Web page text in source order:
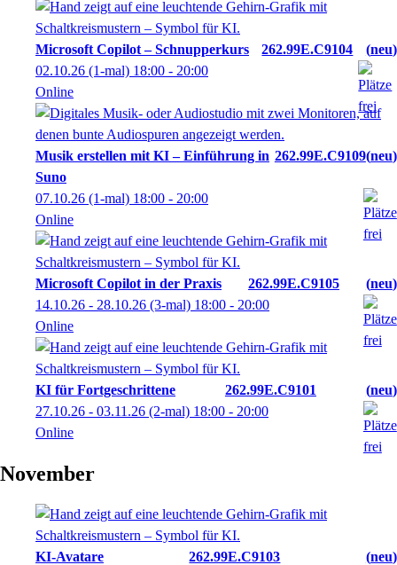
Microsoft Copilot – Schnupperkurs 262.99E.C9104
neu
02.10.26 (1-mal) 18:00 - 20:00
Online
Musik erstellen mit KI – Einführung in
Suno
262.99E.C9109 neu
07.10.26 (1-mal) 18:00 - 20:00
Online
Microsoft Copilot in der Praxis 262.99E.C9105
neu
14.10.26 - 28.10.26 (3-mal) 18:00 - 20:00
Online
KI für Fortgeschrittene 262.99E.C9101
neu
27.10.26 - 03.11.26 (2-mal) 18:00 - 20:00
Online
November
KI-Avatare 262.99E.C9103
neu